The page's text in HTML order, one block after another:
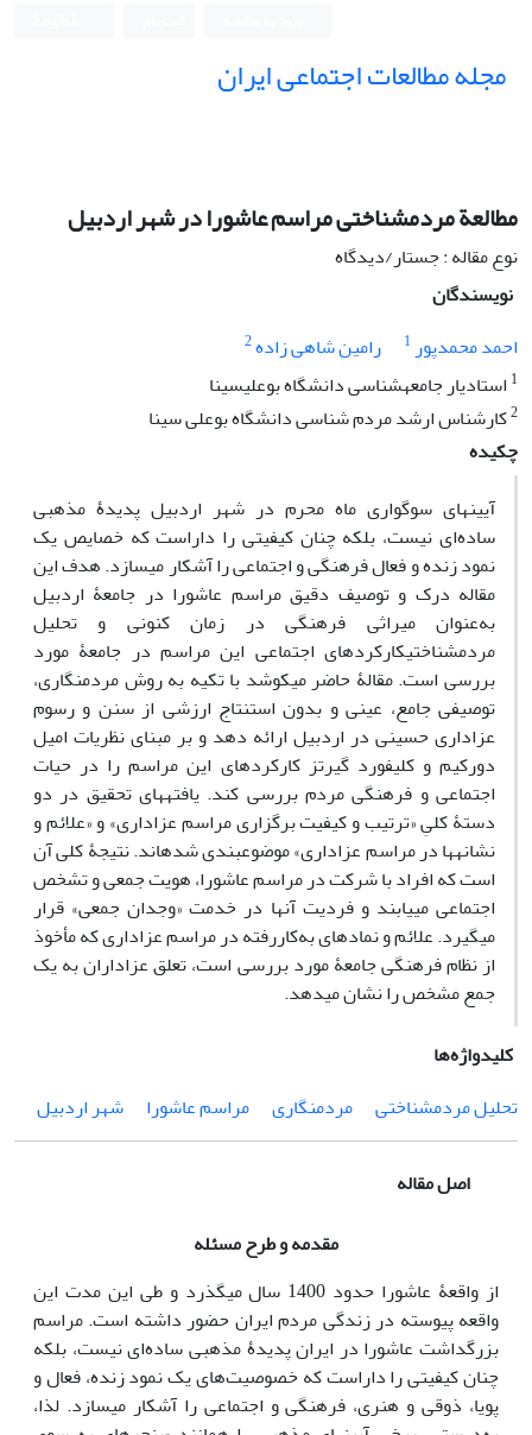
مجله مطالعات اجتماعی ایران
مطالعة مردم‏شناختی مراسم عاشورا در شهر اردبیل
نوع مقاله : جستار/دیدگاه
نویسندگان
احمد محمدپور1 رامین شاهی ‏زاده2
1 استادیار جامعه‫شناسی دانشگاه بوعلی‫سینا
2کارشناس ارشد مردم‏ شناسی دانشگاه بوعلی‏ سینا
چکیده
آیین‎های سوگواری ماه محرم در شهر اردبیل پدیدۀ مذهبی
ساده‌ای نیست، بلکه چنان کیفیتی را داراست که خصایص یک
نمود زنده و فعال فرهنگی و اجتماعی را آشکار می‎سازد. هدف این
مقاله درک و توصیف دقیق مراسم عاشورا در جامعۀ اردبیل
به‌عنوان میراثی فرهنگی در زمان کنونی و تحلیل
مردم‏شناختیکارکردهای اجتماعی این مراسم در جامعۀ مورد
بررسی است. مقالۀ حاضر می‎کوشد با تکیه به روش مردم‎نگاری،
توصیفی جامع، عینی و بدون استنتاج ارزشی از سنن و رسوم
عزاداری حسینی در اردبیل ارائه دهد و بر مبنای نظریات امیل
دورکیم و کلیفورد گیرتز کارکردهای این مراسم را در حیات
اجتماعی و فرهنگی مردم بررسی کند. یافته‎های تحقیق در دو
دستۀ کلیِ «ترتیب و کیفیت برگزاری مراسم عزاداری» و «علائم و
نشانه‎ها در مراسم عزاداری» موضوع‎بندی شده‎اند. نتیجۀ کلی آن
است که افراد با شرکت در مراسم عاشورا، هویت جمعی و تشخص
اجتماعی می‎یابند و فردیت آن‎ها در خدمت «وجدان ‎جمعی» قرار
می‎گیرد. علائم و نمادهای به‌کاررفته در مراسم عزاداری که مأخوذ
از نظام فرهنگی جامعۀ مورد بررسی است، تعلق عزاداران به یک
جمع مشخص را نشان می‎دهد.
کلیدواژه‌ها
تحلیل مردم‏شناختی
مردم‏نگاری مراسم عاشورا شهر اردبیل
اصل مقاله
مقدمه و طرح مسئله
از واقعۀ عاشورا حدود 1400 سال می‎گذرد و طی این مدت این
واقعه پیوسته در زندگی مردم ایران حضور داشته است. مراسم
بزرگداشت عاشورا در ایران پدیدۀ مذهبی ساده‌ای نیست، بلکه
چنان کیفیتی را داراست که خصوصیت‌های یک نمود زنده، فعال و
پویا، ذوقی و هنری، فرهنگی و اجتماعی را آشکار می‎سازد. لذا،